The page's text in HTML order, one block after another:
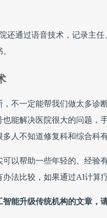
还通过语音技术，记录主
，不一定能帮我们做太多诊
也能解决医院很大的问题，
多人不知道修复科和综合科
可以帮助一些年轻的、经验
办法比较，如果通过AI计算
智能升级传统机构的文章，